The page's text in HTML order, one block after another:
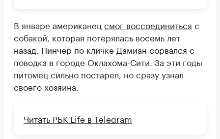
В январе американец смог воссоединиться с
собакой, которая потерялась восемь лет
назад. Пинчер по кличке Дамиан сорвался с
поводка в городе Оклахома-Сити. За эти годы
питомец сильно постарел, но сразу узнал
своего хозяина.
Читать РБК Life в Telegram